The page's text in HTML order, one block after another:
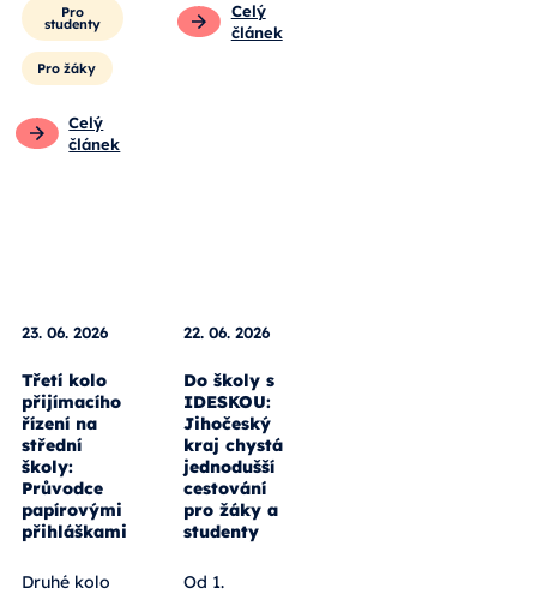
Pro
studenty
Pro žáky
Celý
článek
Celý
článek
23. 06. 2026
Třetí kolo
přijímacího
řízení na
střední
školy:
Průvodce
papírovými
přihláškami
Druhé kolo
22. 06. 2026
Do školy s
IDESKOU:
Jihočeský
kraj chystá
jednodušší
cestování
pro žáky a
studenty
Od 1.